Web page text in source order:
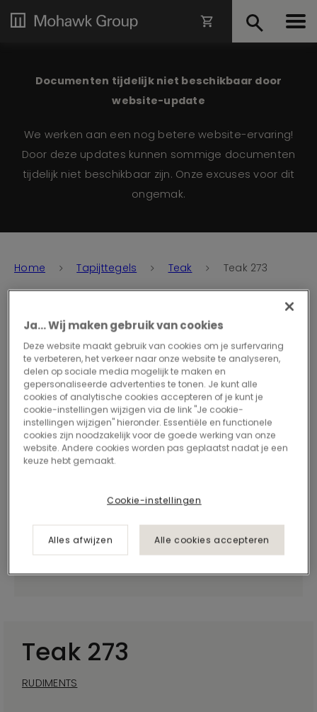
Documenten tijdelijk niet beschikbaar door
website-update
We werken aan een nog betere website-ervaring!
Door deze updates kunnen sommige documenten
tijdelijk niet beschikbaar zijn. Onze excuses voor dit
ongemak.
Home Tapijttegels Teak Teak 273
Teak 273
RUDIMENTS
Ja... Wij maken gebruik van cookies
Deze website maakt gebruik van cookies om je surfervaring
te verbeteren, het verkeer naar onze website te analyseren,
delen op sociale media mogelijk te maken en
gepersonaliseerde advertenties te tonen. Je kunt alle
cookies of analytische cookies accepteren of je kunt je
cookie-instellingen wijzigen via de link "Je cookie-
instellingen wijzigen" hieronder. Essentiële en functionele
cookies zijn noodzakelijk voor de goede werking van onze
website. Andere cookies worden pas geplaatst nadat je een
keuze hebt gemaakt.
Cookie-instellingen
Alles afwijzen Alle cookies accepteren